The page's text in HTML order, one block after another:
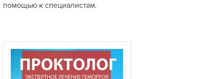
помощью к специалистам.